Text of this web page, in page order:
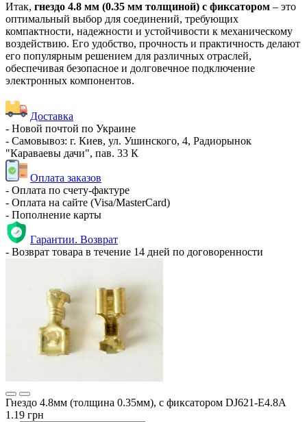
Итак, гнездо 4.8 мм (0.35 мм толщиной) с фиксатором – это
оптимальный выбор для соединений, требующих
компактности, надежности и устойчивости к механическому
воздействию. Его удобство, прочность и практичность делают
его популярным решением для различных отраслей,
обеспечивая безопасное и долговечное подключение
электронных компонентов.
Доставка
- Новой почтой по Украине
- Самовывоз: г. Киев, ул. Ушинского, 4, Радиорынок
"Караваевы дачи", пав. 33 К
Оплата заказов
- Оплата по счету-фактуре
- Оплата на сайте (Visa/MasterCard)
- Пополнение карты
Гарантии. Возврат
- Возврат товара в течение 14 дней по договоренности
Гнездо 4.8мм (толщина 0.35мм), с фиксатором DJ621-E4.8A
1.19 грн